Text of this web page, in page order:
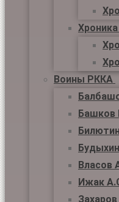
Воины РККА
Башков
Власов
Ижак